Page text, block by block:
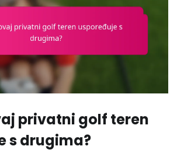
privatni golf teren
s drugima?